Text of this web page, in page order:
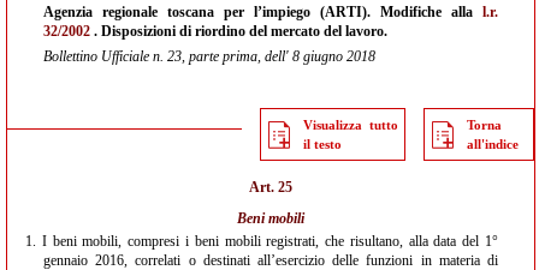
Agenzia regionale toscana per l’impiego (ARTI). Modifiche alla l.r.
32/2002 . Disposizioni di riordino del mercato del lavoro.
Bollettino Ufficiale n. 23, parte prima, dell' 8 giugno 2018
Visualizza tutto
il testo
Torna
all'indice
Art. 25
Beni mobili
1. I beni mobili, compresi i beni mobili registrati, che risultano, alla data del 1°
gennaio 2016, correlati o destinati all’esercizio delle funzioni in materia di